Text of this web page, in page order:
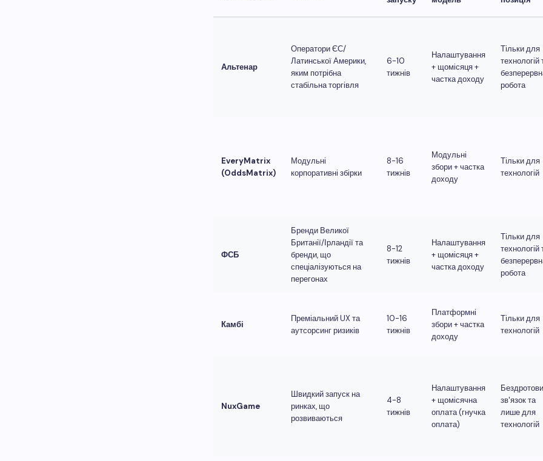
Альтенар
Оператори ЄС/
Латинської Америки,
яким потрібна
стабільна торгівля
6-10
тижнів
Налаштування
+ щомісяця +
частка доходу
Тільки для
технологій
робота
EveryMatrix
(OddsMatrix)
Модульні
корпоративні збірки
8-16
тижнів
Модульні
збори + частка
доходу
Тільки для
технологій
ФСБ
Бренди Великої
Британії/Ірландії та
бренди, що
спеціалізуються на
перегонах
8-12
тижнів
Налаштування
+ щомісяця +
частка доходу
Тільки для
технологій
робота
Камбі
Преміальний UX та
аутсорсинг ризиків
10-16
тижнів
Платформні
збори + частка
доходу
Тільки для
технологій
NuxGame
Швидкий запуск на
ринках, що
розвиваються
4-8
тижнів
Налаштування
+ щомісячна
оплата (гнучка
оплата)
зв'язок та
лише для
технологій